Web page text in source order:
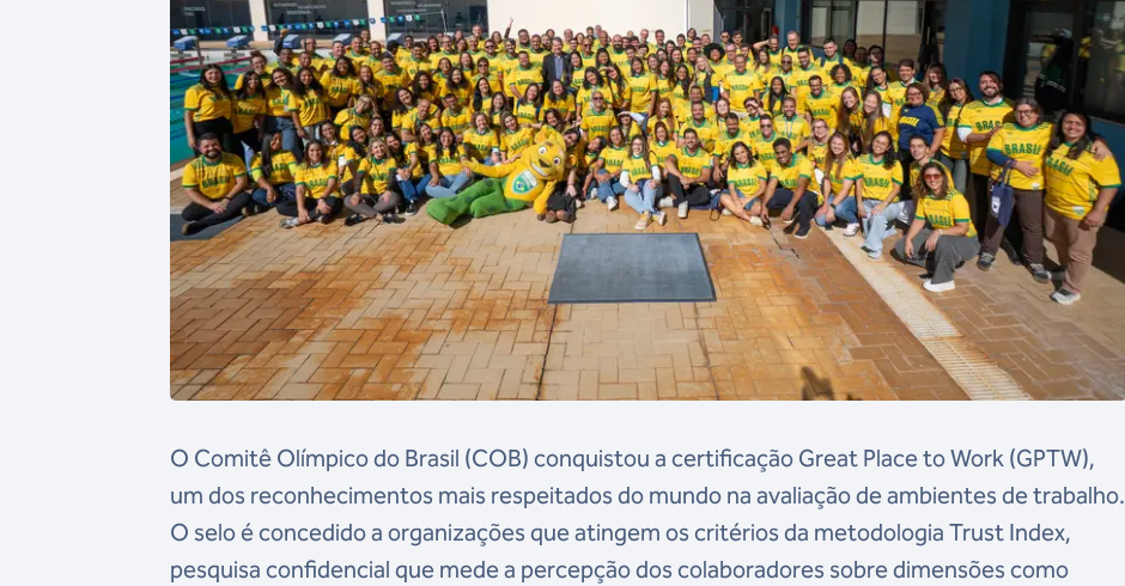
O Comitê Olímpico do Brasil (COB) conquistou a certificação Great Place to Work (GPTW),
um dos reconhecimentos mais respeitados do mundo na avaliação de ambientes de trabalho.
O selo é concedido a organizações que atingem os critérios da metodologia Trust Index,
pesquisa confidencial que mede a percepção dos colaboradores sobre dimensões como